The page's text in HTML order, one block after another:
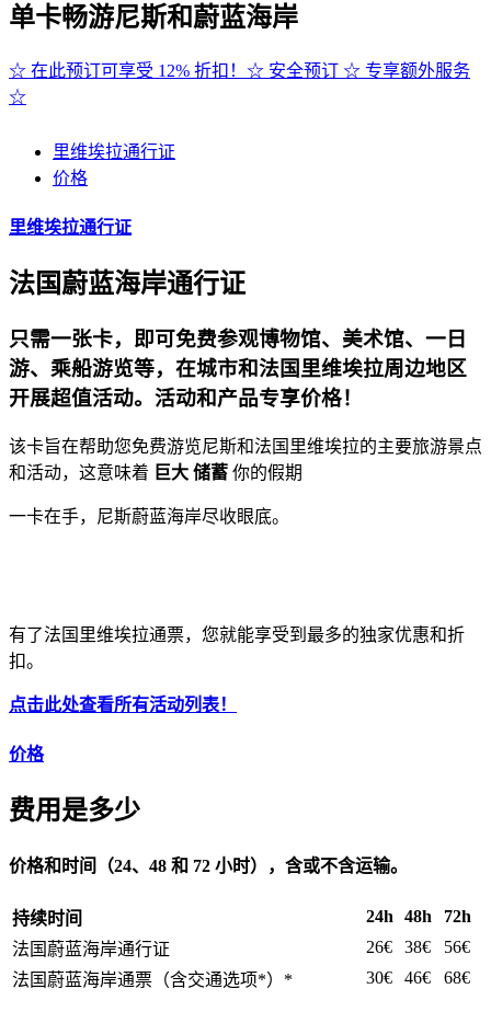
单卡畅游尼斯和蔚蓝海岸
☆ 在此预订可享受 12% 折扣！☆ 安全预订 ☆ 专享额外服务
☆
里维埃拉通行证
价格
里维埃拉通行证
法国蔚蓝海岸通行证
只需一张卡，即可免费参观博物馆、美术馆、一日
游、乘船游览等，在城市和法国里维埃拉周边地区
开展超值活动。活动和产品专享价格！
该卡旨在帮助您免费游览尼斯和法国里维埃拉的主要旅游景点
和活动，这意味着 巨大 储蓄 你的假期
一卡在手，尼斯蔚蓝海岸尽收眼底。
有了法国里维埃拉通票，您就能享受到最多的独家优惠和折
扣。
点击此处查看所有活动列表！
价格
费用是多少
价格和时间（24、48 和 72 小时），含或不含运输。
持续时间 24h 48h
72h
法国蔚蓝海岸通行证
26€ 38€
56€
法国蔚蓝海岸通票（含交通选项*）*
30€ 46€ 68€